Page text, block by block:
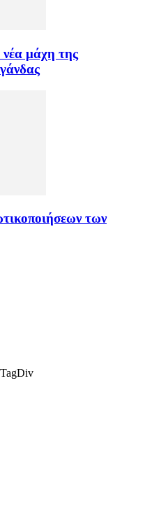
μάχη της
των